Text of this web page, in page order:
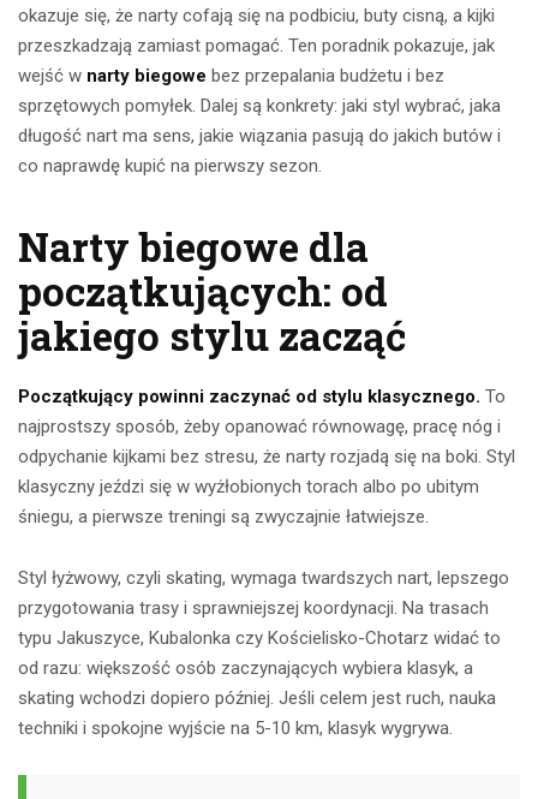
okazuje się, że narty cofają się na podbiciu, buty cisną, a kijki
przeszkadzają zamiast pomagać. Ten poradnik pokazuje, jak
wejść w narty biegowe bez przepalania budżetu i bez
sprzętowych pomyłek. Dalej są konkrety: jaki styl wybrać, jaka
długość nart ma sens, jakie wiązania pasują do jakich butów i
co naprawdę kupić na pierwszy sezon.
Narty biegowe dla
początkujących: od
jakiego stylu zacząć
Początkujący powinni zaczynać od stylu klasycznego. To
najprostszy sposób, żeby opanować równowagę, pracę nóg i
odpychanie kijkami bez stresu, że narty rozjadą się na boki. Styl
klasyczny jeździ się w wyżłobionych torach albo po ubitym
śniegu, a pierwsze treningi są zwyczajnie łatwiejsze.
Styl łyżwowy, czyli skating, wymaga twardszych nart, lepszego
przygotowania trasy i sprawniejszej koordynacji. Na trasach
typu Jakuszyce, Kubalonka czy Kościelisko-Chotarz widać to
od razu: większość osób zaczynających wybiera klasyk, a
skating wchodzi dopiero później. Jeśli celem jest ruch, nauka
techniki i spokojne wyjście na 5-10 km, klasyk wygrywa.